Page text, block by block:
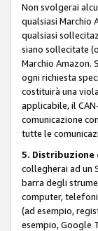
Non svolgerai
qualsiasi Marchio
qualsiasi
siano sollecitate
Marchio Amazon.
ogni richiesta
costituirà una
applicabile, il
comunicazione
tutte le
5. Distribuzione
collegherai ad un
barra degli
computer,
(ad esempio,
esempio, Google